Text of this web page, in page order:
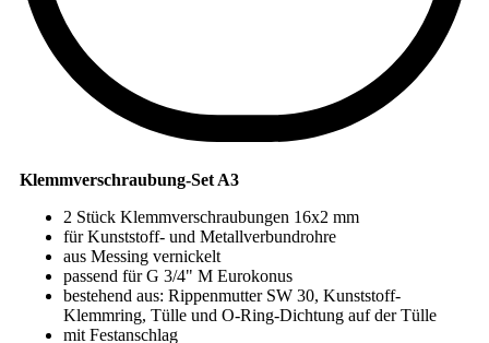
Klemmverschraubung-Set A3
2 Stück Klemmverschraubungen 16x2 mm
für Kunststoff- und Metallverbundrohre
aus Messing vernickelt
passend für G 3/4" M Eurokonus
bestehend aus: Rippenmutter SW 30, Kunststoff-
Klemmring, Tülle und O-Ring-Dichtung auf der Tülle
mit Festanschlag